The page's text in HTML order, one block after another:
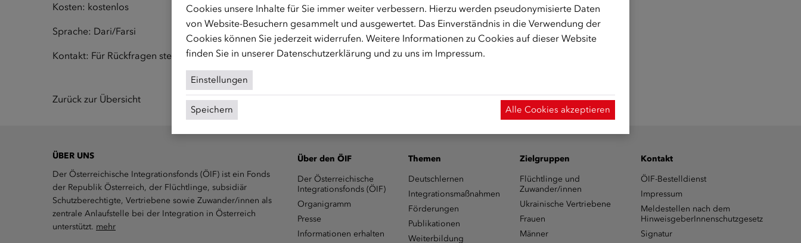
Kosten: kostenlos
Sprache: Dari/Farsi
Kontakt: Für Rückfragen stehen wir unter 0316 84 17 20 720 oder unter frauen.stmk@integrationsfonds.at zur Verfügung.
Zurück zur Übersicht
ÜBER UNS
Der Österreichische Integrationsfonds (ÖIF) ist ein Fonds
der Republik Österreich, der Flüchtlinge, subsidiär
Schutzberechtigte, Vertriebene sowie Zuwander/innen als
zentrale Anlaufstelle bei der Integration in Österreich
unterstützt. mehr
Über den ÖIF
Der Österreichische
Integrationsfonds (ÖIF)
Organigramm
Presse
Informationen erhalten
Themen
Deutschlernen
Integrationsmaßnahmen
Förderungen
Publikationen
Weiterbildung
Zielgruppen
Flüchtlinge und
Zuwander/innen
Ukrainische Vertriebene
Frauen
Männer
Kontakt
ÖIF-Bestelldienst
Impressum
Meldestellen nach dem
HinweisgeberInnenschutzgesetz
Signatur
Cookies unsere Inhalte für Sie immer weiter verbessern. Hierzu werden pseudonymisierte Daten
von Website-Besuchern gesammelt und ausgewertet. Das Einverständnis in die Verwendung der
Cookies können Sie jederzeit widerrufen. Weitere Informationen zu Cookies auf dieser Website
finden Sie in unserer Datenschutzerklärung und zu uns im Impressum.
Einstellungen
Speichern Alle Cookies akzeptieren